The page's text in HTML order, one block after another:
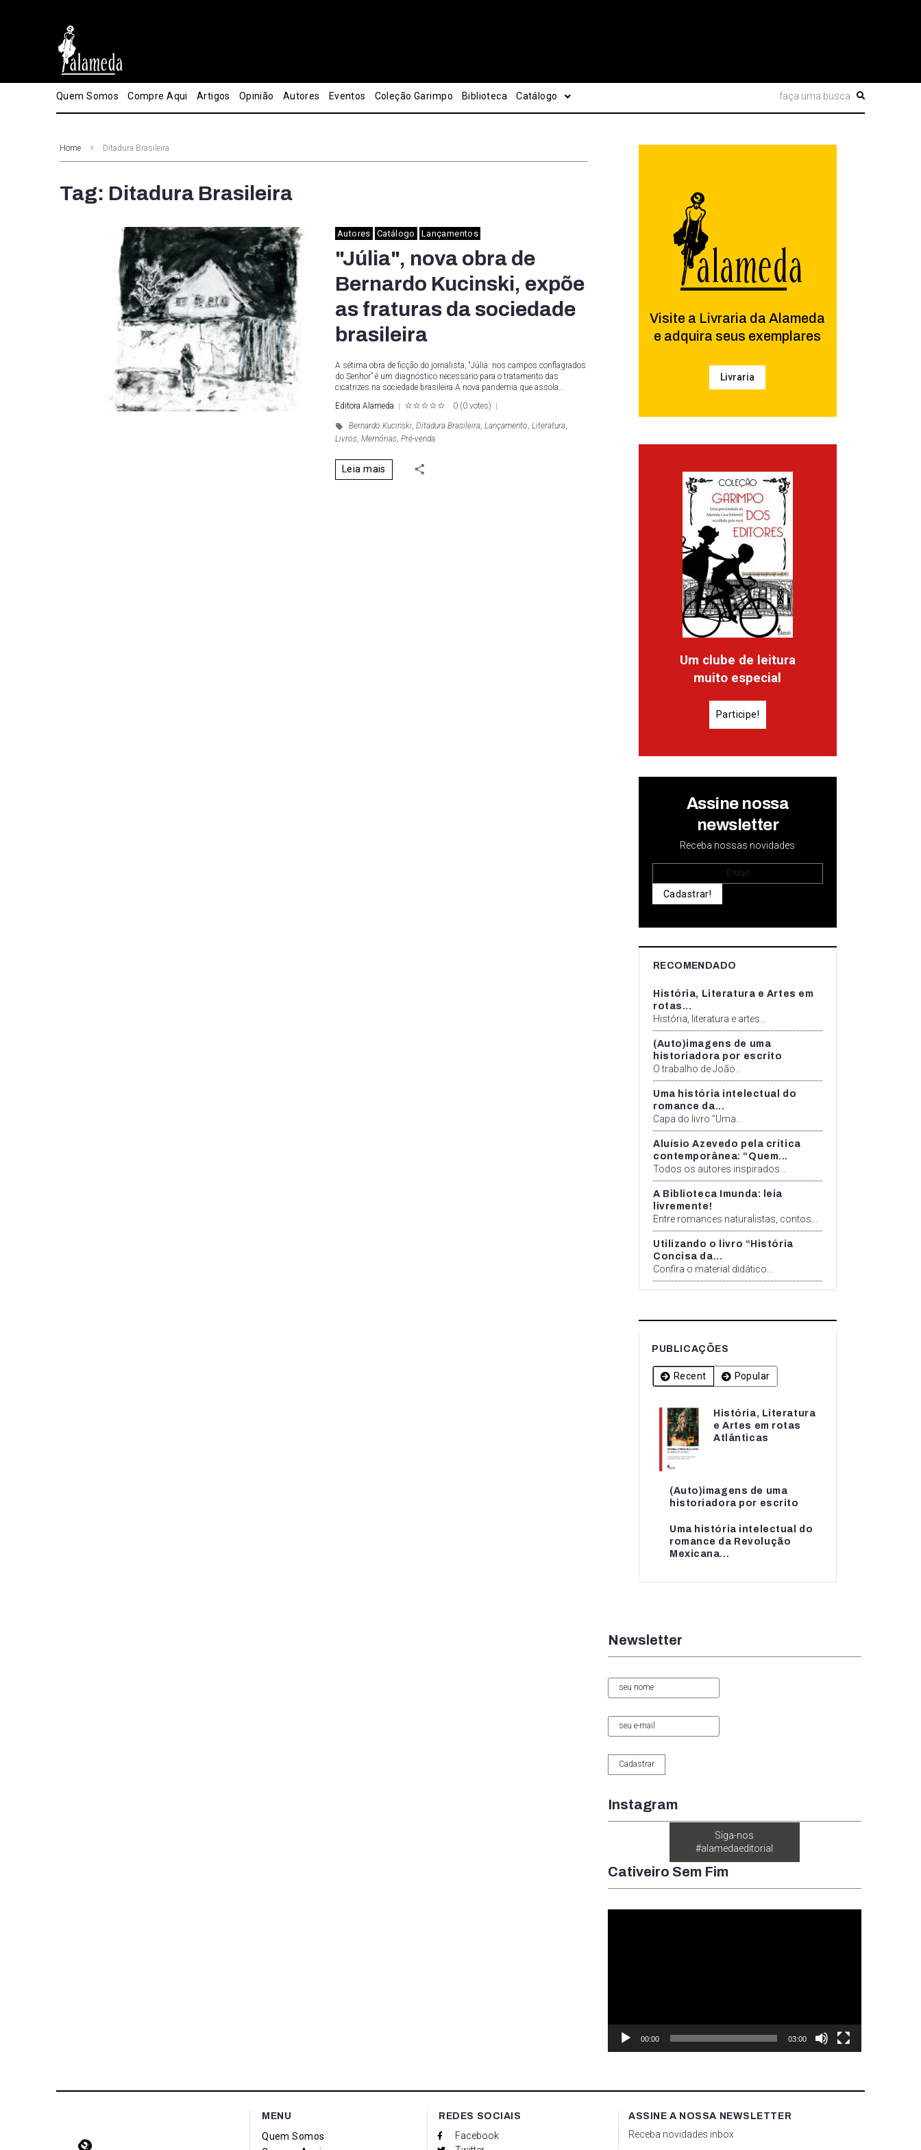
Quem Somos Compre Aqui Artigos Opinião Autores Eventos Coleção Garimpo Biblioteca Catálogo
Home Ditadura Brasileira
Tag: Ditadura Brasileira
Autores Catálogo Lançamentos
"Júlia", nova obra de
Bernardo Kucinski, expõe
as fraturas da sociedade
brasileira
A sétima obra de ficção do jornalista, “Júlia: nos campos conflagrados
do Senhor” é um diagnóstico necessário para o tratamento das
cicatrizes na sociedade brasileira A nova pandemia que assola…
Editora Alameda
0 (0 votes)
Bernardo Kucinski, Ditadura Brasileira, Lançamento, Literatura,
Livros, Memórias, Pré-venda
Leia mais
Visite a Livraria da Alameda
e adquira seus exemplares
Livraria
Um clube de leitura
muito especial
Participe!
Assine nossa
newsletter
Receba nossas novidades
Cadastrar!
RECOMENDADO
História, Literatura e Artes em
rotas...
História, literatura e artes...
(Auto)imagens de uma
historiadora por escrito
O trabalho de João...
Uma história intelectual do
romance da...
Capa do livro "Uma...
Aluísio Azevedo pela crítica
contemporânea: “Quem...
Todos os autores inspirados...
A Biblioteca Imunda: leia
livremente!
Entre romances naturalistas, contos...
Utilizando o livro “História
Concisa da...
Confira o material didático...
PUBLICAÇÕES
Recent Popular
História, Literatura
e Artes em rotas
Atlânticas
(Auto)imagens de uma
historiadora por escrito
Uma história intelectual do
romance da Revolução
Mexicana...
História, Literatura
e Artes em rotas...
(Auto)imagens de uma
historiadora por escrito
Uma história intelectual do
romance da...
Newsletter
Instagram
Siga-nos
#alamedaeditorial
Cativeiro Sem Fim
00:00 03:00
MENU
Quem Somos
REDES SOCIAIS
Facebook
ASSINE A NOSSA NEWSLETTER
Receba novidades inbox